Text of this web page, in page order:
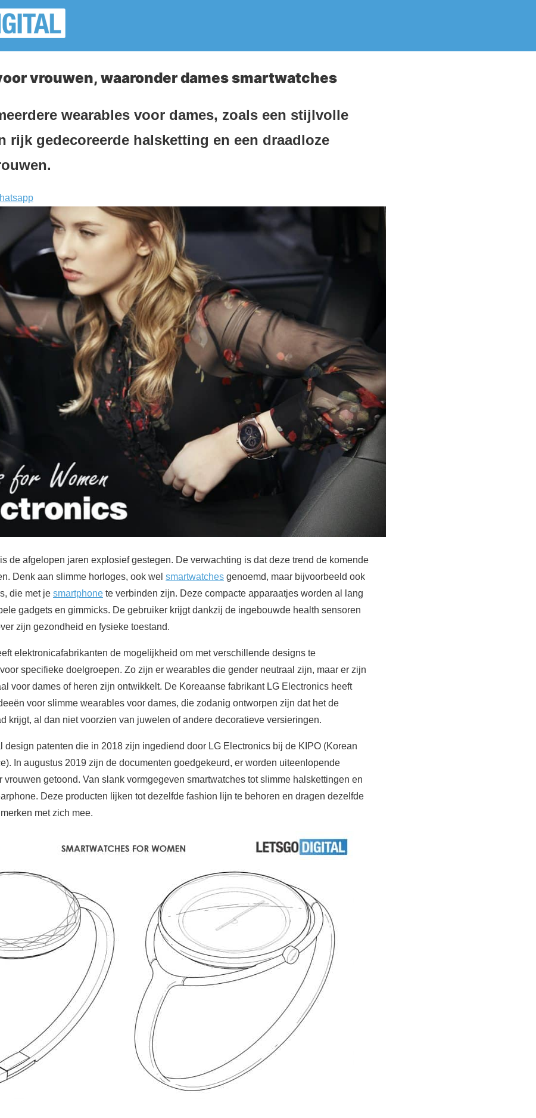
vrouwen, waaronder dames smartwatches
wearables voor dames, zoals een stijlvolle
rijk gedecoreerde halsketting en een draadloze
de afgelopen jaren explosief gestegen. De verwachting is dat deze trend de komende
Denk aan slimme horloges, ook wel smartwatches genoemd, maar bijvoorbeeld ook
die met je smartphone te verbinden zijn. Deze compacte apparaatjes worden al lang
gadgets en gimmicks. De gebruiker krijgt dankzij de ingebouwde health sensoren
zijn gezondheid en fysieke toestand.
elektronicafabrikanten de mogelijkheid om met verschillende designs te
specifieke doelgroepen. Zo zijn er wearables die gender neutraal zijn, maar er zijn
voor dames of heren zijn ontwikkelt. De Koreaanse fabrikant LG Electronics heeft
voor slimme wearables voor dames, die zodanig ontworpen zijn dat het de
krijgt, al dan niet voorzien van juwelen of andere decoratieve versieringen.
design patenten die in 2018 zijn ingediend door LG Electronics bij de KIPO (Korean
In augustus 2019 zijn de documenten goedgekeurd, er worden uiteenlopende
getoond. Van slank vormgegeven smartwatches tot slimme halskettingen en
Deze producten lijken tot dezelfde fashion lijn te behoren en dragen dezelfde
met zich mee.